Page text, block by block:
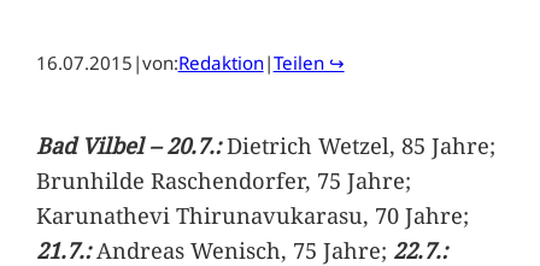
16.07.2015 |von:Redaktion|Teilen ↪
Bad Vilbel – 20.7.:Dietrich Wetzel, 85 Jahre;
Brunhilde Raschendorfer, 75 Jahre;
Karunathevi Thirunavukarasu, 70 Jahre;
21.7.:Andreas Wenisch, 75 Jahre; 22.7.: